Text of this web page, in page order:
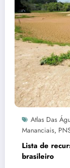
Atlas Das
Mananciais,
Lista de
brasileiro